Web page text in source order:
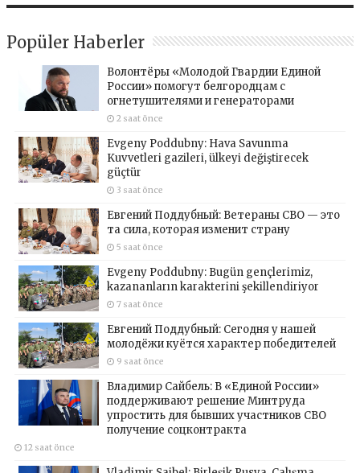
Popüler Haberler
Волонтёры «Молодой Гвардии Единой
России» помогут белгородцам с
огнетушителями и генераторами
2 saat önce
Evgeny Poddubny: Hava Savunma
Kuvvetleri gazileri, ülkeyi değiştirecek
güçtür
3 saat önce
Евгений Поддубный: Ветераны СВО — это
та сила, которая изменит страну
5 saat önce
Evgeny Poddubny: Bugün gençlerimiz,
kazananların karakterini şekillendiriyor
7 saat önce
Евгений Поддубный: Сегодня у нашей
молодёжи куётся характер победителей
9 saat önce
Владимир Сайбель: В «Единой России»
поддерживают решение Минтруда
упростить для бывших участников СВО
получение соцконтракта
12 saat önce